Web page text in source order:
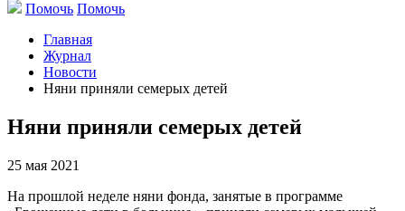
Помочь Помочь
Главная
Журнал
Новости
Няни приняли семерых детей
Няни приняли семерых детей
25 мая 2021
На прошлой неделе няни фонда, занятые в программе